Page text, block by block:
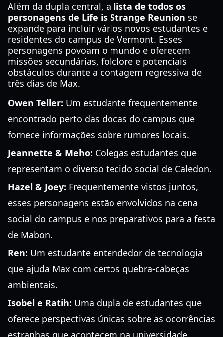
Além da dupla central, a lista de todos os
personagens de Life is Strange Reunion se
expande para incluir vários novos estudantes e
residentes do campus de Vermont. Esses
personagens povoam o mundo e oferecem
missões secundárias, folclore e potenciais
obstáculos durante a contagem regressiva de
três dias de Max.
Owen Teller: Um estudante frequentemente
encontrado perto das docas do campus que
fornece informações sobre rumores locais.
Jeannette & Meho: Colegas estudantes que
representam o diverso tecido social de Caledon.
Hazel & Joey: Frequentemente vistos juntos,
esses personagens estão envolvidos na cena
social do campus e nos preparativos para a festa
de Mabon.
Ren: Um estudante entendedor de tecnologia
que ajuda Max com certos quebra-cabeças
ambientais.
Isobel e Ratih: Uma dupla de estudantes que
oferece perspectivas únicas sobre as ocorrências
estranhas que acontecem na universidade.